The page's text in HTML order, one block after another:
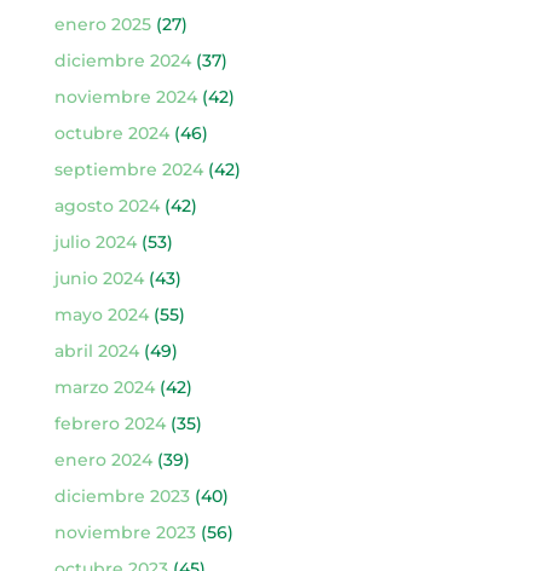
enero 2025(27)
diciembre 2024(37)
noviembre 2024(42)
octubre 2024(46)
septiembre 2024(42)
agosto 2024(42)
julio 2024(53)
junio 2024(43)
mayo 2024(55)
abril 2024(49)
marzo 2024(42)
febrero 2024(35)
enero 2024(39)
diciembre 2023(40)
noviembre 2023(56)